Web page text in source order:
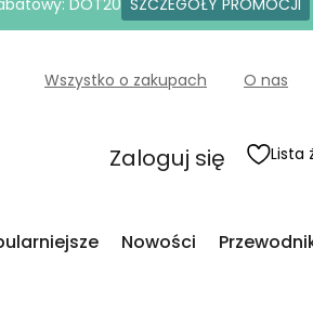
DOT20 SZCZEGÓŁY PROMOCJI
Wszystko o zakupach O nas
Zaloguj się Lista
Nowości